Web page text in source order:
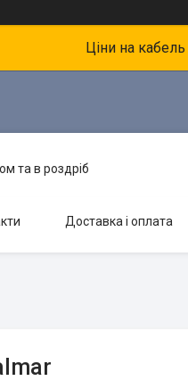
Ціни на
та в роздріб
Доставка і оплата